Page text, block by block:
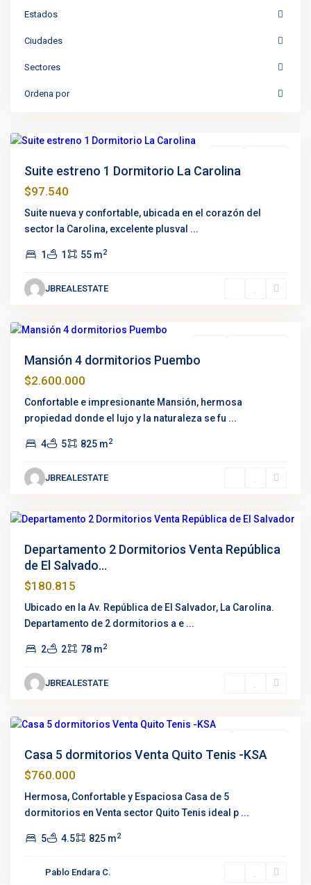
Estados
Ciudades
Sectores
Ordena por
Suite estreno 1 Dormitorio La Carolina
$97.540
Suite nueva y confortable, ubicada en el corazón del
sector la Carolina, excelente plusval ...
1 1 55 m2
JBREALESTATE
La
Palma,
Mansión 4 dormitorios Puembo
$2.600.000
Confortable e impresionante Mansión, hermosa
propiedad donde el lujo y la naturaleza se fu ...
4 5 825 m2
JBREALESTATE
Av.
República
de
Salvador,
La
Carolina,
Departamento 2 Dormitorios Venta República
de El Salvado...
$180.815
Ubicado en la Av. República de El Salvador, La Carolina.
Departamento de 2 dormitorios a e ...
2 2 78 m2
JBREALESTATE
Quito
Tenis,
Casa 5 dormitorios Venta Quito Tenis -KSA
$760.000
Hermosa, Confortable y Espaciosa Casa de 5
dormitorios en Venta sector Quito Tenis ideal p ...
5 4.5 825 m2
Pablo Endara C.
Pillagua,